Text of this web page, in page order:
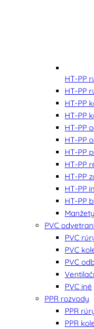
HT-PP
HT-PP
HT-PP
HT-PP
HT-PP
HT-PP
HT-PP
HT-PP
HT-PP
HT-PP
HT-PP
Manžety
PVC
PVC
PVC
PVC
PVC iné
PPR rozvody
PPR
PPR